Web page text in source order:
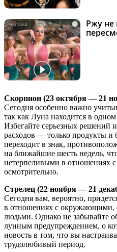
i
Ржу не
Скорпион (23 октября — 21
Сегодня особенно важно
так как Луна находится в
Избегайте серьезных решений
расходов — только продукты
переходит в знак,
на ближайшие шесть недель,
нетерпеливыми в отношениях
осмотрительно.
Стрелец (22 ноября — 21
Сегодня вам, вероятно,
в отношениях с окружающими,
людьми. Однако не забывайте
лунным предупреждением, о
новость в том, что вы
трудолюбивый период.